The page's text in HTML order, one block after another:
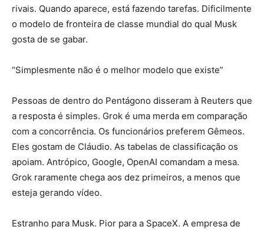
rivais. Quando aparece, está fazendo tarefas. Dificilmente
o modelo de fronteira de classe mundial do qual Musk
gosta de se gabar.
“Simplesmente não é o melhor modelo que existe”
Pessoas de dentro do Pentágono disseram à Reuters que
a resposta é simples. Grok é uma merda em comparação
com a concorrência. Os funcionários preferem Gêmeos.
Eles gostam de Cláudio. As tabelas de classificação os
apoiam. Antrópico, Google, OpenAI comandam a mesa.
Grok raramente chega aos dez primeiros, a menos que
esteja gerando vídeo.
Estranho para Musk. Pior para a SpaceX. A empresa de